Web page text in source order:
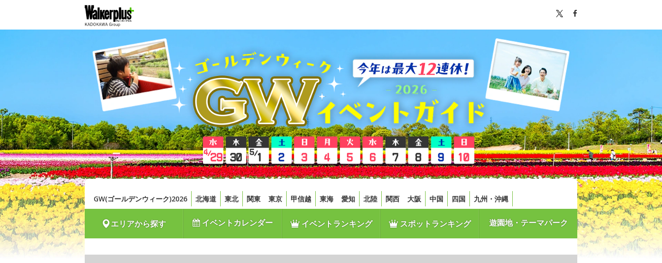
GW(ゴールデンウィーク)2026 北海道 東北 関東 東京 甲信越 東海 愛知 北陸 関西 大阪 中国 四国 九州・沖縄
エリアから探す イベントカレンダー イベントランキング スポットランキング 遊園地・テーマパーク